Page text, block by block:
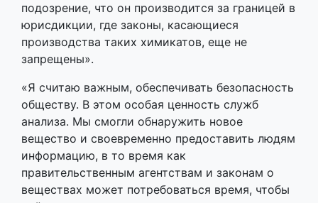
подозрение, что он производится за границей в
юрисдикции, где законы, касающиеся
производства таких химикатов, еще не
запрещены».
«Я считаю важным, обеспечивать безопасность
обществу. В этом особая ценность служб
анализа. Мы смогли обнаружить новое
вещество и своевременно предоставить людям
информацию, в то время как
правительственным агентствам и законам о
веществах может потребоваться время, чтобы